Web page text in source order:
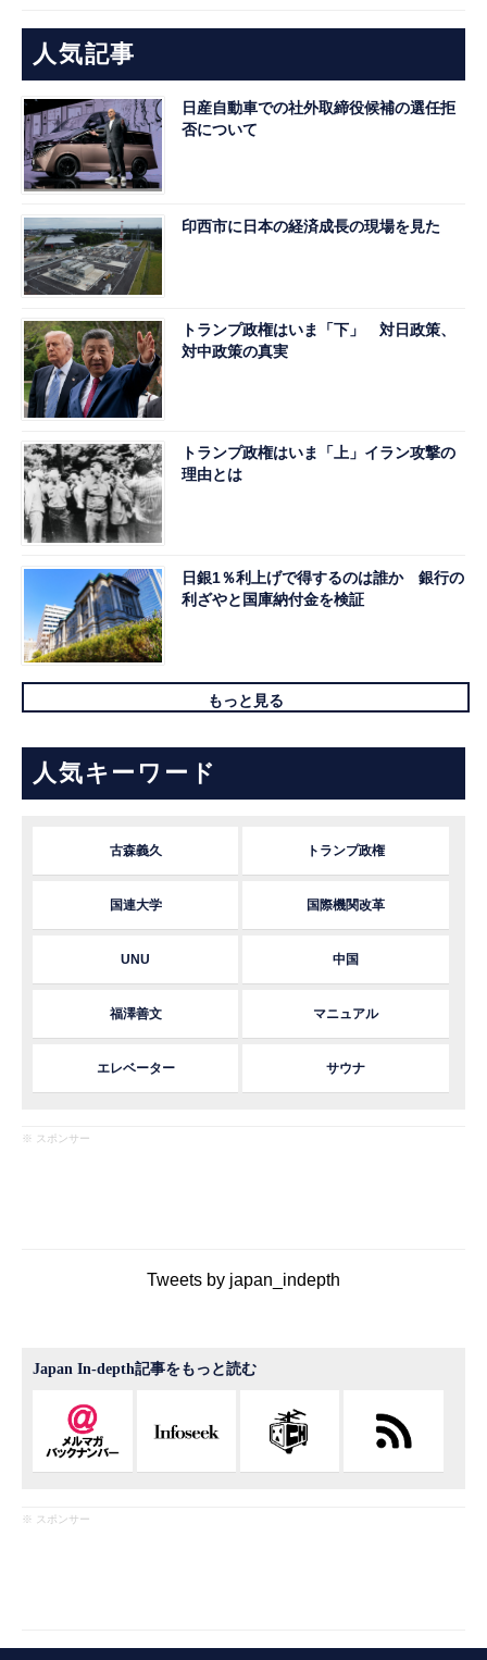
人気記事
日産自動車での社外取締役候補の選任拒
否について
印西市に日本の経済成長の現場を見た
トランプ政権はいま「下」 対日政策、
対中政策の真実
トランプ政権はいま「上」イラン攻撃の
理由とは
日銀1％利上げで得するのは誰か 銀行の
利ざやと国庫納付金を検証
もっと見る
人気キーワード
古森義久 トランプ政権
国連大学 国際機関改革
UNU 中国
福澤善文 マニュアル
エレベーター サウナ
※ スポンサー
Tweets by japan_indepth
Japan In-depth記事をもっと読む
※ スポンサー